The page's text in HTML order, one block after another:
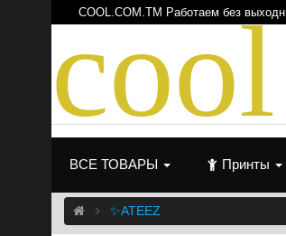
cool
COOL.COM.TM Работаем без
ВСЕ ТОВАРЫ Принты
✨ATEEZ